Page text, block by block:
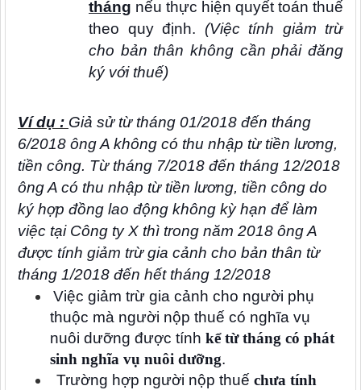
tháng nếu thực hiện quyết toán thuế
theo quy định. (Việc tính giảm trừ
cho bản thân không cần phải đăng
ký với thuế)
Ví dụ : Giả sử từ tháng 01/2018 đến tháng
6/2018 ông A không có thu nhập từ tiền lương,
tiền công. Từ tháng 7/2018 đến tháng 12/2018
ông A có thu nhập từ tiền lương, tiền công do
ký hợp đồng lao động không kỳ hạn để làm
việc tại Công ty X thì trong năm 2018 ông A
được tính giảm trừ gia cảnh cho bản thân từ
tháng 1/2018 đến hết tháng 12/2018
Việc giảm trừ gia cảnh cho người phụ
thuộc mà người nộp thuế có nghĩa vụ
nuôi dưỡng được tính kể từ tháng có phát
sinh nghĩa vụ nuôi dưỡng.
Trường hợp người nộp thuế chưa tính